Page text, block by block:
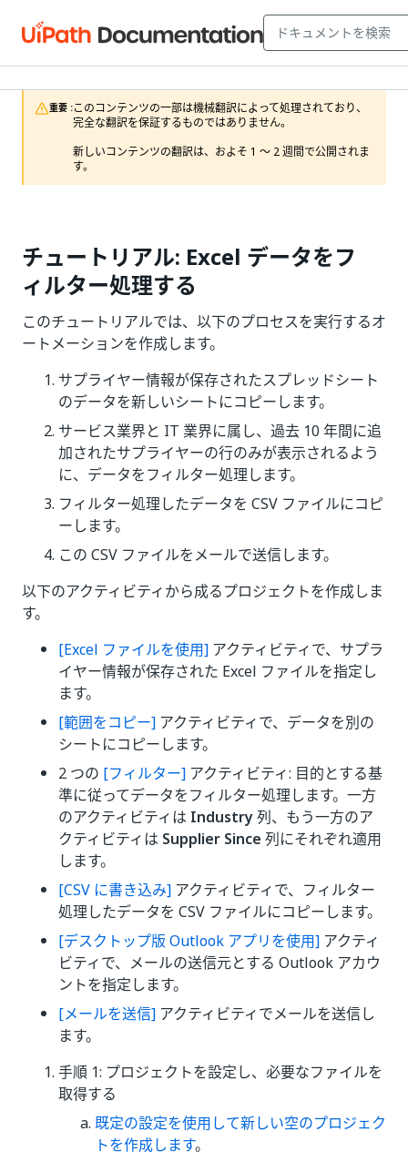
重要 :このコンテンツの一部は機械翻訳によって処理されており、
完全な翻訳を保証するものではありません。
新しいコンテンツの翻訳は、およそ 1 ～ 2 週間で公開されま
す。
チュートリアル: Excel データをフ
ィルター処理する
このチュートリアルでは、以下のプロセスを実行するオ
ートメーションを作成します。
サプライヤー情報が保存されたスプレッドシート
のデータを新しいシートにコピーします。
サービス業界と IT 業界に属し、過去 10 年間に追
加されたサプライヤーの行のみが表示されるよう
に、データをフィルター処理します。
フィルター処理したデータを CSV ファイルにコピ
ーします。
この CSV ファイルをメールで送信します。
以下のアクティビティから成るプロジェクトを作成しま
す。
[Excel ファイルを使用] アクティビティで、サプラ
イヤー情報が保存された Excel ファイルを指定し
ます。
[範囲をコピー] アクティビティで、データを別の
シートにコピーします。
2 つの [フィルター] アクティビティ: 目的とする基
準に従ってデータをフィルター処理します。一方
のアクティビティは Industry列、もう一方のア
クティビティは Supplier Since 列にそれぞれ適用
します。
[CSV に書き込み] アクティビティで、フィルター
処理したデータを CSV ファイルにコピーします。
[デスクトップ版 Outlook アプリを使用] アクティ
ビティで、メールの送信元とする Outlook アカウ
ントを指定します。
[メールを送信] アクティビティでメールを送信し
ます。
手順 1: プロジェクトを設定し、必要なファイルを
取得する
既定の設定を使用して新しい空のプロジェク
トを作成します。